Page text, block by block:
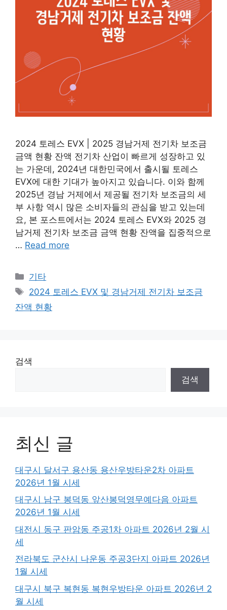
2024 토레스 EVX | 2025 경남거제 전기차 보조금
금액 현황 잔액 전기차 산업이 빠르게 성장하고 있
는 가운데, 2024년 대한민국에서 출시될 토레스
EVX에 대한 기대가 높아지고 있습니다. 이와 함께
2025년 경남 거제에서 제공될 전기차 보조금의 세
부 사항 역시 많은 소비자들의 관심을 받고 있는데
요, 본 포스트에서는 2024 토레스 EVX와 2025 경
남거제 전기차 보조금 금액 현황 잔액을 집중적으로
… Read more
Categories
기타
Tags
2024 토레스 EVX 및 경남거제 전기차 보조금
잔액 현황
검색
검색
최신 글
대구시 달서구 용산동 용산우방타운2차 아파트
2026년 1월 시세
대구시 남구 봉덕동 앞산봉덕영무예다음 아파트
2026년 1월 시세
대전시 동구 판암동 주공1차 아파트 2026년 2월 시
세
전라북도 군산시 나운동 주공3단지 아파트 2026년
1월 시세
대구시 북구 복현동 복현우방타운 아파트 2026년 2
월 시세